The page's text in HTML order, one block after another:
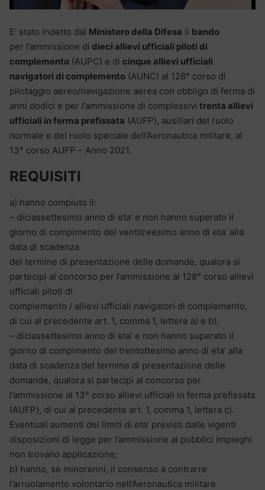
E’ stato indetto dal Ministero della Difesa il bando
per l’ammissione di dieci allievi ufficiali piloti di
complemento (AUPC) e di cinque allievi ufficiali
navigatori di complemento (AUNC) al 128° corso di
pilotaggio aereo/navigazione aerea con obbligo di ferma di
anni dodici e per l’ammissione di complessivi trenta allievi
ufficiali in ferma prefissata (AUFP), ausiliari del ruolo
normale e del ruolo speciale dell’Aeronautica militare, al
13° corso AUFP – Anno 2021.
REQUISITI
a) hanno compiuto il:
– diciassettesimo anno di eta’ e non hanno superato il
giorno di compimento del ventitreesimo anno di eta’ alla
data di scadenza
del termine di presentazione delle domande, qualora si
partecipi al concorso per l’ammissione al 128° corso allievi
ufficiali piloti di
complemento / allievi ufficiali navigatori di complemento,
di cui al precedente art. 1, comma 1, lettere a) e b);
– diciassettesimo anno di eta’ e non hanno superato il
giorno di compimento del trentottesimo anno di eta’ alla
data di scadenza del termine di presentazione delle
domande, qualora si partecipi al concorso per
l’ammissione al 13° corso allievi ufficiali in ferma prefissata
(AUFP), di cui al precedente art. 1, comma 1, lettera c).
Eventuali aumenti dei limiti di eta’ previsti dalle vigenti
disposizioni di legge per l’ammissione ai pubblici impieghi
non trovano applicazione;
b) hanno, se minorenni, il consenso a contrarre
l’arruolamento volontario nell’Aeronautica militare